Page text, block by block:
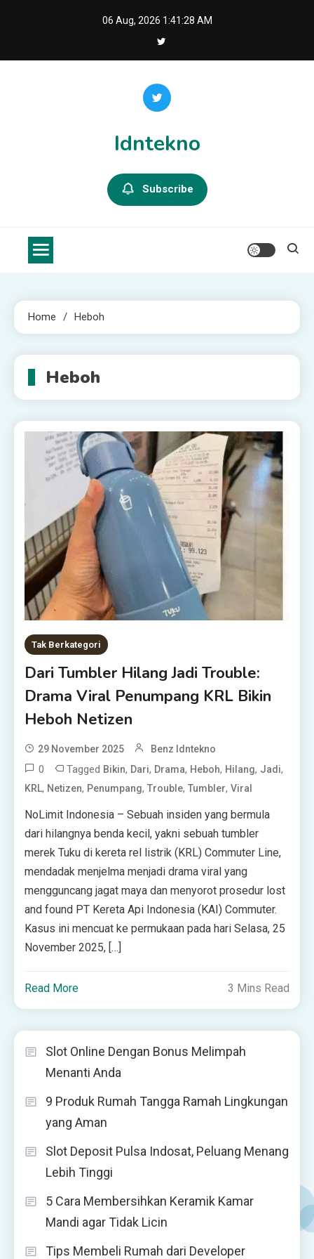
06 Aug, 2026 1:41:28 AM
Idntekno
Subscribe
Home Heboh
Heboh
Tak Berkategori
Dari Tumbler Hilang Jadi Trouble:
Drama Viral Penumpang KRL Bikin
Heboh Netizen
29 November 2025 Benz Idntekno
0 Tagged Bikin, Dari, Drama, Heboh, Hilang, Jadi,
KRL, Netizen, Penumpang,Trouble,Tumbler,Viral
NoLimit Indonesia – Sebuah insiden yang bermula
dari hilangnya benda kecil, yakni sebuah tumbler
merek Tuku di kereta rel listrik (KRL) Commuter Line,
mendadak menjelma menjadi drama viral yang
mengguncang jagat maya dan menyorot prosedur lost
and found PT Kereta Api Indonesia (KAI) Commuter.
Kasus ini mencuat ke permukaan pada hari Selasa, 25
November 2025, […]
Read More 3 Mins Read
Slot Online Dengan Bonus Melimpah
Menanti Anda
9 Produk Rumah Tangga Ramah Lingkungan
yang Aman
Slot Deposit Pulsa Indosat, Peluang Menang
Lebih Tinggi
5 Cara Membersihkan Keramik Kamar
Mandi agar Tidak Licin
Tips Membeli Rumah dari Developer